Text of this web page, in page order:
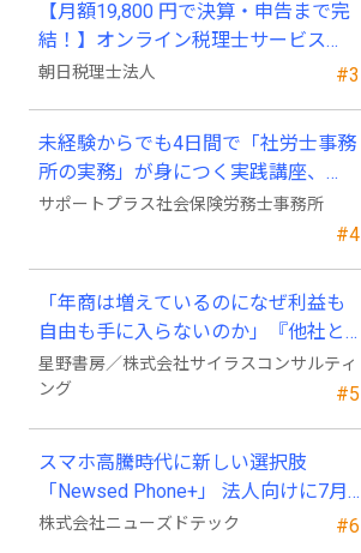
#3
【月額19,800 円で決算・申告まで完
結！】オンライン税理士サービス
「Wiz サポ」
朝日税理士法人
#4
未経験からでも4日間で「社労士事務
所の実務」が身につく実践講座、
2026年9月開講
サポートプラス社会保険労務士事務所
#5
「年商は増えているのになぜ利益も
自由も手に入らないのか」『他社と
競わず 市場を独占する方法』発売
星野書房／株式会社サイラスコンサルティ
ング
#6
スマホ高騰時代に新しい選択肢
「Newsed Phone+」 法人向けに7月
23日から販売開始
株式会社ニューズドテック